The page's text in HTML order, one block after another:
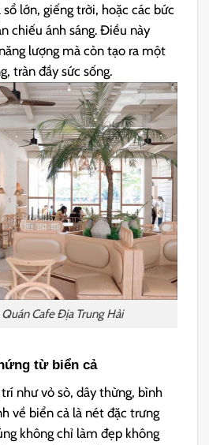
lớn, giếng trời, hoặc các bức
chiếu ánh sáng. Điều này
lượng mà còn tạo ra một
tràn đầy sức sống.
Cafe Địa Trung Hải
từ biển cả
như vỏ sò, dây thừng, bình
về biển cả là nét đặc trưng
không chỉ làm đẹp không